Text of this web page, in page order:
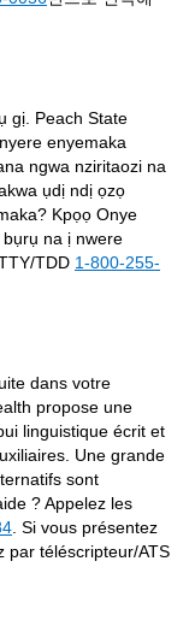
gị. Peach State
enyemaka
ngwa nziritaozi na
ụdị ndị ọzọ
Kpọọ Onye
bụrụ na ị nwere
TDD 1-800-255-
dans votre
propose une
linguistique écrit et
Une grande
sont
? Appelez les
. Si vous présentez
par téléscripteur/ATS